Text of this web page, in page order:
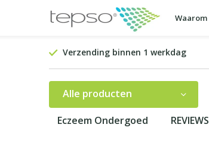
Waarom
Verzending binnen 1 werkdag
Alle producten
Eczeem Ondergoed